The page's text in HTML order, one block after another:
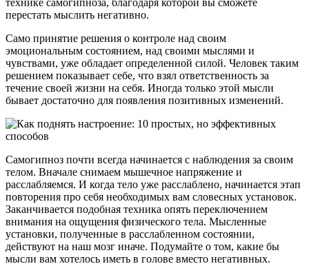
технике самогипноза, благодаря которой вы сможете
перестать мыслить негативно.
Само принятие решения о контроле над своим
эмоциональным состоянием, над своими мыслями и
чувствами, уже обладает определенной силой. Человек таким
решением показывает себе, что взял ответственность за
течение своей жизни на себя. Иногда только этой мысли
бывает достаточно для появления позитивных изменений.
Самогипноз почти всегда начинается с наблюдения за своим
телом. Вначале снимаем мышечное напряжение и
расслабляемся. И когда тело уже расслаблено, начинается этап
повторения про себя необходимых вам словесных установок.
Заканчивается подобная техника опять переключением
внимания на ощущения физического тела. Мысленные
установки, полученные в расслабленном состоянии,
действуют на наш мозг иначе. Подумайте о том, какие бы
мысли вам хотелось иметь в голове вместо негативных.